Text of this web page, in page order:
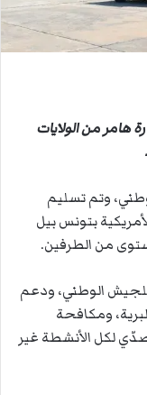
الدفاع الوطني عن تسلمها 48 سيارة هامر من الولايات
وتم تسليم
بتونس بيل
من الطرفين.
للجيش الوطني، ودعم
ومكافحة
لكل الأنشطة غير